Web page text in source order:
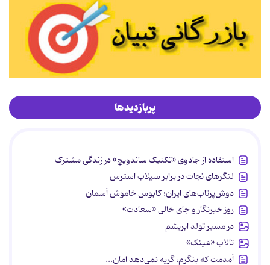
پربازدیدها
استفاده از جادوی «تکنیک ساندویچ» در زندگی مشترک
لنگرهای نجات در برابر سیلاب استرس
دوش‌پرتاب‌های ایران؛ کابوس خاموش آسمان
روز خبرنگار و جای خالی «سعادت»
در مسیر تولد ابریشم
تالاب «عینک»
آمدمت که بنگرم، گریه نمی‌دهد امان...